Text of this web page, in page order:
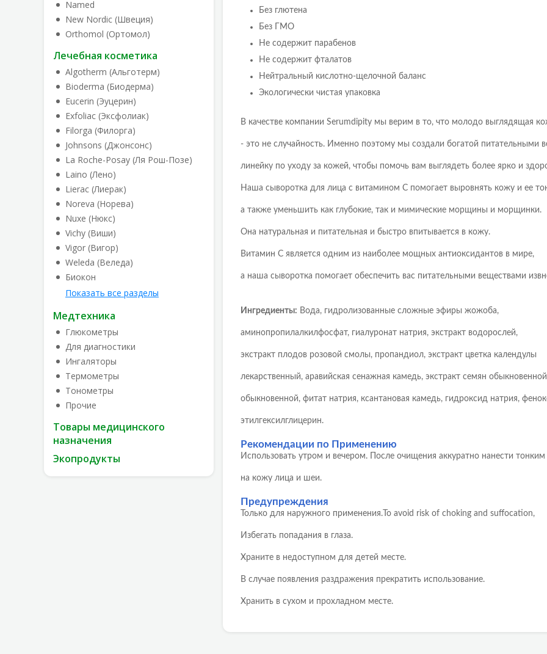
Named
New Nordic (Швеция)
Orthomol (Ортомол)
Лечебная косметика
Algotherm (Альготерм)
Bioderma (Биодерма)
Eucerin (Эуцерин)
Exfoliac (Эксфолиак)
Filorga (Филорга)
Johnsons (Джонсонс)
La Roche-Posay (Ля Рош-Позе)
Laino (Лено)
Lierac (Лиерак)
Noreva (Норева)
Nuxe (Нюкс)
Vichy (Виши)
Vigor (Вигор)
Weleda (Веледа)
Биокон
Показать все разделы
Медтехника
Глюкометры
Для диагностики
Ингаляторы
Термометры
Тонометры
Прочие
Товары медицинского
назначения
Экопродукты
Без глютена
Без ГМО
Не содержит парабенов
Не содержит фталатов
Нейтральный кислотно-щелочной баланс
Экологически чистая упаковка
В качестве компании Serumdipity мы верим в то, что молодо выглядящая
- это не случайность. Именно поэтому мы создали богатой питательными
линейку по уходу за кожей, чтобы помочь вам выглядеть более ярко и
Наша сыворотка для лица с витамином C помогает выровнять кожу и ее
а также уменьшить как глубокие, так и мимические морщины и морщинки.
Она натуральная и питательная и быстро впитывается в кожу.
Витамин C является одним из наиболее мощных антиоксидантов в мире,
а наша сыворотка помогает обеспечить вас питательными веществами
Ингредиенты: Вода, гидролизованные сложные эфиры жожоба,
аминопропилалкилфосфат, гиалуронат натрия, экстракт водорослей,
экстракт плодов розовой смолы, пропандиол, экстракт цветка календулы
лекарственный, аравийская сенажная камедь, экстракт семян обыкновенной
обыкновенной, фитат натрия, ксантановая камедь, гидроксид натрия,
этилгексилглицерин.
Рекомендации по Применению
Использовать утром и вечером. После очищения аккуратно нанести
на кожу лица и шеи.
Предупреждения
Только для наружного применения.To avoid risk of choking and suffocation,
Избегать попадания в глаза.
Храните в недоступном для детей месте.
В случае появления раздражения прекратить использование.
Хранить в сухом и прохладном месте.